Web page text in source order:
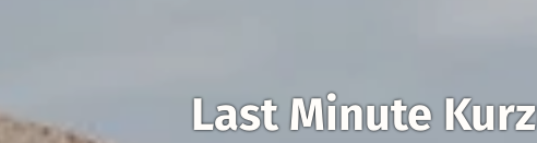
Last Minute